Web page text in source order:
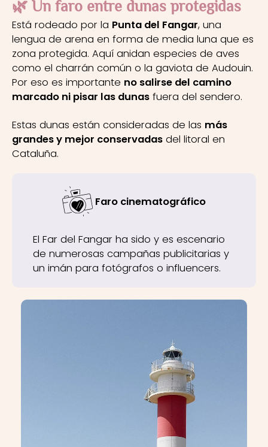
🌿 Un faro entre dunas protegidas
Está rodeado por la Punta del Fangar, una
lengua de arena en forma de media luna que es
zona protegida. Aquí anidan especies de aves
como el charrán común o la gaviota de Audouin.
Por eso es importante no salirse del camino
marcado ni pisar las dunas fuera del sendero.
Estas dunas están consideradas de las más
grandes y mejor conservadas del litoral en
Cataluña.
Faro cinematográfico
El Far del Fangar ha sido y es escenario
de numerosas campañas publicitarias y
un imán para fotógrafos o influencers.